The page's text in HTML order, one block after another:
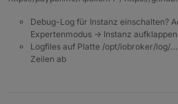
Debug-Log für Instanz einschalten?
Expertenmodus -> Instanz
Logfiles auf Platte /opt/iobroker/log/
Zeilen ab